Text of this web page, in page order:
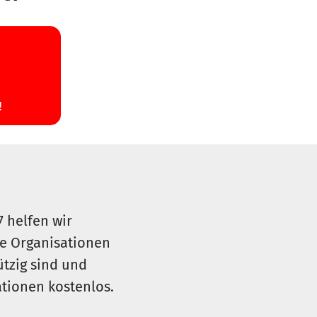
helfen wir
Organisationen
sind und
kostenlos.